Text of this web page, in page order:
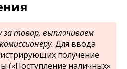
за товар, выплачиваем
Для ввода
получение
(«Поступление наличных»